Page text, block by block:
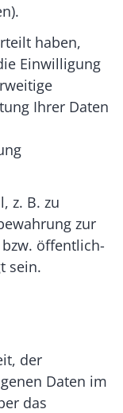
haben,
Einwilligung
Ihrer Daten
z. B. zu
zur
öffentlich-
sein.
der
Daten im
das